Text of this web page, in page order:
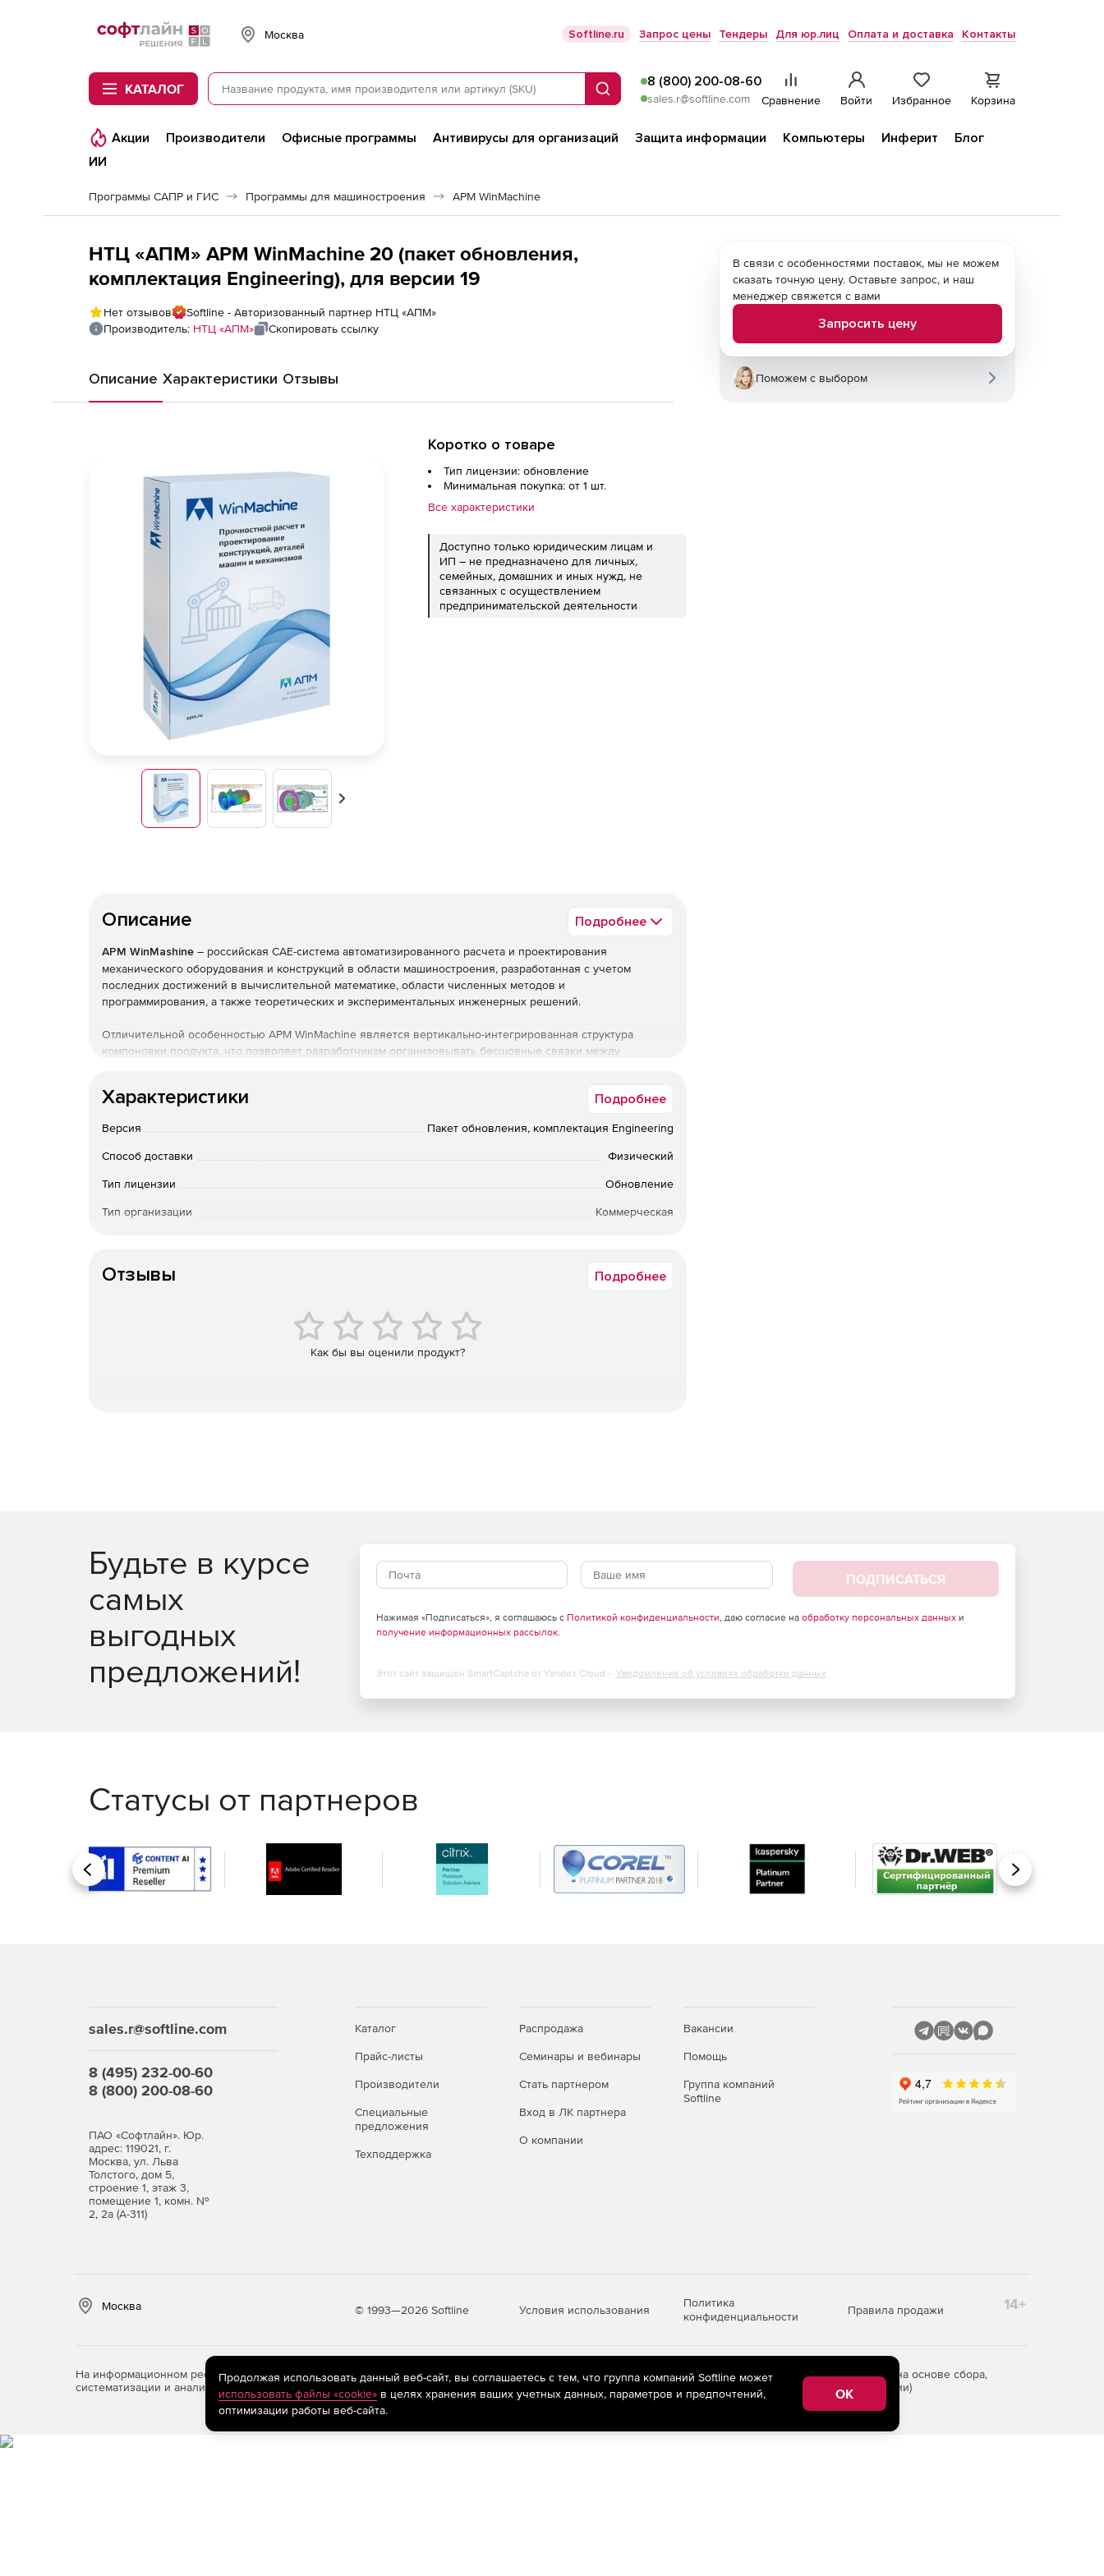
Softline
Москва Softline.ru Запрос цены Тендеры Для юр.лиц Оплата и доставка Контакты
КАТАЛОГ Поиск
8 (800) 200-08-60
sales.r@softline.com Сравнение Войти Избранное Корзина
Акции Производители Офисные программы Антивирусы для организаций Защита информации Компьютеры Инферит
Блог
ИИ
Программы САПР и ГИС Программы для машиностроения APM WinMachine
НТЦ «АПМ» APM WinMachine 20 (пакет обновления,
комплектация Engineering), для версии 19
Нет отзывов
Softline - Авторизованный партнер НТЦ «АПМ»
Производитель: НТЦ «АПМ» Скопировать ссылку
Описание Характеристики Отзывы
Вперед
Коротко о товаре
Тип лицензии: обновление
Минимальная покупка: от 1 шт.
Все характеристики
Доступно только юридическим лицам и
ИП – не предназначено для личных,
семейных, домашних и иных нужд, не
связанных с осуществлением
предпринимательской деятельности
Описание Подробнее
APM WinMashine – российская CAE-система автоматизированного расчета и проектирования
механического оборудования и конструкций в области машиностроения, разработанная с учетом
последних достижений в вычислительной математике, области численных методов и
программирования, а также теоретических и экспериментальных инженерных решений.
Отличительной особенностью APM WinMachine является вертикально-интегрированная структура
компоновки продукта, что позволяет разработчикам организовывать бесшовные связки между
Программный продукт APM WinMachine построен по модульной схеме, что обеспечивает удобство его
Графические средства (2D и 3D препроцессор для подготовки геометрии к расчетам).
Детали машин и соединения (расчеты типовых деталей машин, механизмов, а также их соединений,
Конечно-элементный анализ (анализ прочности, устойчивости, собственной и вынужденной
динамики конструкций при статических и динамических силовых и температурных воздействиях).
Базы данных (массивы справочной информации в текстовом и графическом видах по параметрам
материалов, стандартным сечениям металлопроката и т. п.).
Характеристики Подробнее
Версия Пакет обновления, комплектация Engineering
Способ доставки Физический
Тип лицензии Обновление
Тип организации Коммерческая
Особенности доставки
вопросам приобретения предыдущих коробочных версий обращайтесь к
менеджерам Softline.
Отзывы Подробнее
Как бы вы оценили продукт?
В связи с особенностями поставок, мы не можем
сказать точную цену. Оставьте запрос, и наш
менеджер свяжется с вами
Запросить цену
Поможем с выбором
Будьте в курсе
самых
выгодных
предложений!
ПОДПИСАТЬСЯ
Нажимая «Подписаться», я соглашаюсь с Политикой конфиденциальности, даю согласие на обработку персональных данныхи
получение информационных рассылок.
Этот сайт защищен SmartCaptcha от Yandex Cloud - Уведомление об условиях обработки данных
Статусы от партнеров
Назад Вперед
sales.r@softline.com
8 (495) 232-00-60
8 (800) 200-08-60
ПАО «Софтлайн». Юр.
адрес: 119021, г.
Москва, ул. Льва
Толстого, дом 5,
строение 1, этаж 3,
помещение 1, комн. №
2, 2а (А-311)
Каталог
Прайс-листы
Производители
Специальные
предложения
Техподдержка
Распродажа
Семинары и вебинары
Стать партнером
Вход в ЛК партнера
О компании
Вакансии
Помощь
Группа компаний
Softline
Москва © 1993—2026 Softline Условия использования
Политика
конфиденциальности
Правила продажи 14+
На информационном ресурсе store.softline.ru применяютсярекомендательные технологии(информационные технологии предоставления информации на основе сбора,
систематизации и анализа сведений, относящихся к предпочтениям пользователей сети «Интернет», находящихся на территории Российской Федерации)
Продолжая использовать данный веб-сайт, вы соглашаетесь с тем, что группа компаний Softline может
использовать файлы «cookie»в целях хранения ваших учетных данных, параметров и предпочтений,
оптимизации работы веб-сайта.
OK